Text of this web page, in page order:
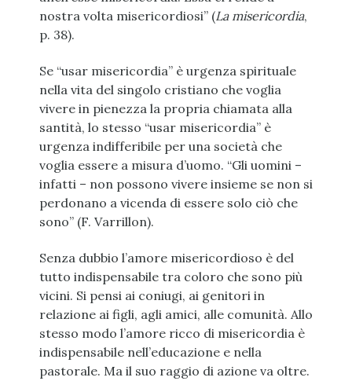
nostra volta misericordiosi” (La misericordia,
p. 38).
Se “usar misericordia” è urgenza spirituale
nella vita del singolo cristiano che voglia
vivere in pienezza la propria chiamata alla
santità, lo stesso “usar misericordia” è
urgenza indifferibile per una società che
voglia essere a misura d’uomo. “Gli uomini –
infatti – non possono vivere insieme se non si
perdonano a vicenda di essere solo ciò che
sono” (F. Varrillon).
Senza dubbio l’amore misericordioso è del
tutto indispensabile tra coloro che sono più
vicini. Si pensi ai coniugi, ai genitori in
relazione ai figli, agli amici, alle comunità. Allo
stesso modo l’amore ricco di misericordia è
indispensabile nell’educazione e nella
pastorale. Ma il suo raggio di azione va oltre.